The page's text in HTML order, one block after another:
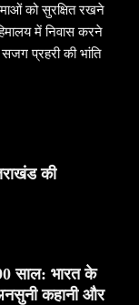
को सुरक्षित रखने
में निवास करने
प्रहरी की भांति
की
साल: भारत के
कहानी और